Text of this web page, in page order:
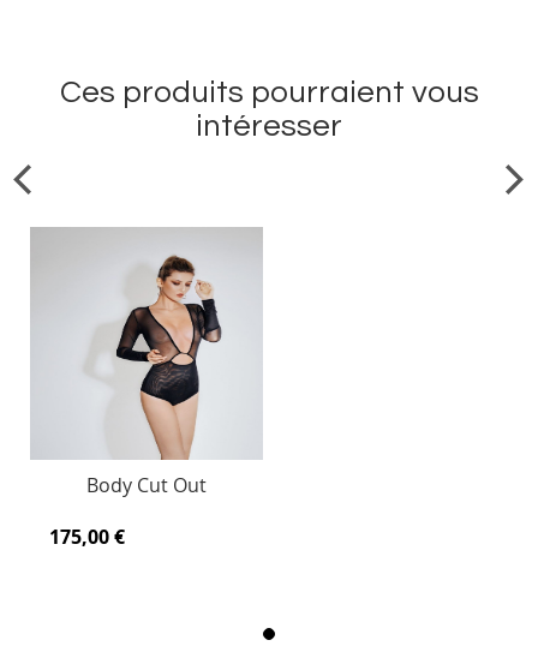
Ces produits pourraient vous
intéresser
Body Cut Out
175,00 €